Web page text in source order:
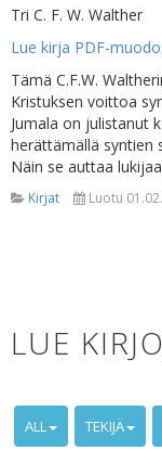
Tri C. F. W. Walther
Lue kirja PDF-
Tämä C.F.W.
Kristuksen voittoa
Jumala on julistanut
herättämällä syntien
Näin se auttaa
Kirjat Luotu
LUE
ALL TEKIJÄ